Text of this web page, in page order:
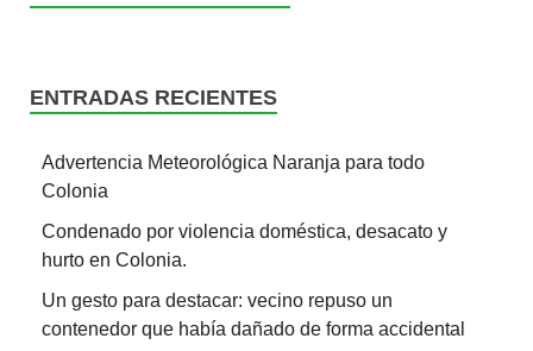
ENTRADAS RECIENTES
Advertencia Meteorológica Naranja para todo
Colonia
Condenado por violencia doméstica, desacato y
hurto en Colonia.
Un gesto para destacar: vecino repuso un
contenedor que había dañado de forma accidental